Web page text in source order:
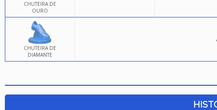
CHUTEIRA DE
OURO
CHUTEIRA DE
DIAMANTE